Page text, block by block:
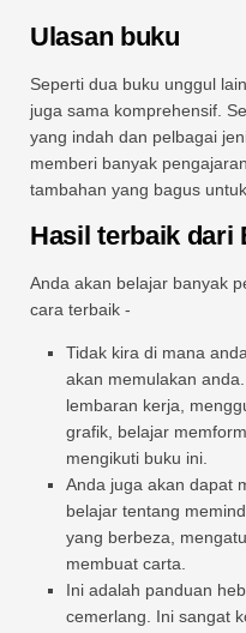
Ulasan buku
Seperti dua buku unggul
juga sama komprehensif.
yang indah dan pelbagai
memberi banyak
tambahan yang bagus
Hasil terbaik dari
Anda akan belajar banyak
cara terbaik -
Tidak kira di mana
akan memulakan
lembaran kerja,
grafik, belajar
mengikuti buku ini.
Anda juga akan dapat
belajar tentang
yang berbeza,
membuat carta.
Ini adalah panduan
cemerlang. Ini sangat